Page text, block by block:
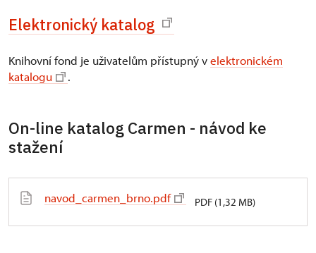
Elektronický katalog
Knihovní fond je uživatelům přístupný velektronickém
katalogu
.
On-line katalog Carmen - návod ke
stažení
navod_carmen_brno.pdf PDF (1,32 MB)